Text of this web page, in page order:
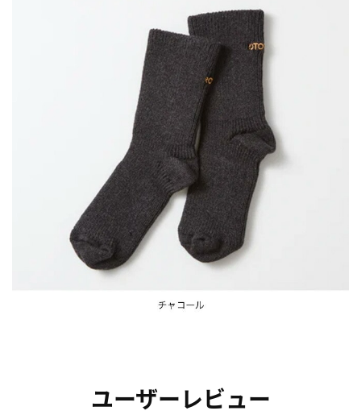
ユーザーレビュー